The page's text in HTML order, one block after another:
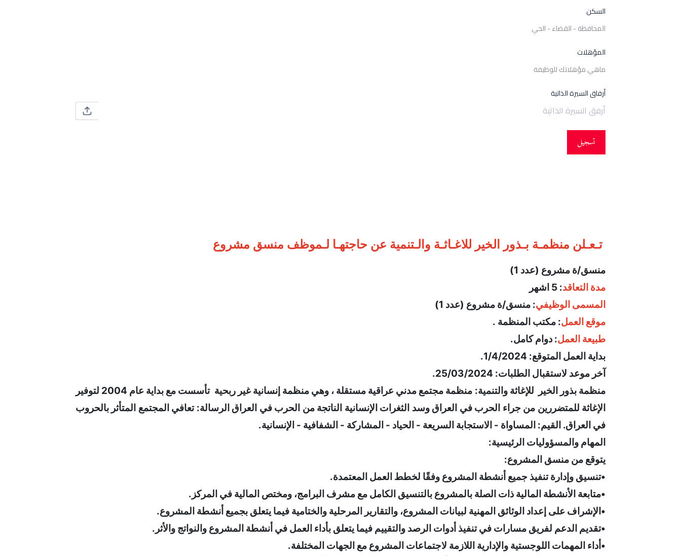
السكن
المؤهلات
أرفاق السيرة الذاتية
أرفق السيرة الذاتية
تسجيل
منسق/ة مشروع (عدد 1)
مدة التعاقد: 5 اشهر
المسمى الوظيفي: منسق/ة مشروع (عدد 1)
موقع العمل: مكتب المنظمة .
طبيعة العمل: دوام كامل.
بداية العمل المتوقع: 1/4/2024.
آخر موعد لاستقبال الطلبات: 25/03/2024.
في العراق. القيم: المساواة - الاستجابة السريعة - الحياد - المشاركة - الشفافية - الإنسانية.
المهام والمسؤوليات الرئيسية:
يتوقع من منسق المشروع:
•تنسيق وإدارة تنفيذ جميع أنشطة المشروع وفقًا لخطط العمل المعتمدة.
•متابعة الأنشطة المالية ذات الصلة بالمشروع بالتنسيق الكامل مع مشرف البرامج، ومختص المالية في المركز.
•الإشراف على إعداد الوثائق المهنية لبيانات المشروع، والتقارير المرحلية والختامية فيما يتعلق بجميع أنشطة المشروع.
•تقديم الدعم لفريق مسارات في تنفيذ أدوات الرصد والتقييم فيما يتعلق بأداء العمل في أنشطة المشروع والنواتج والأثر.
•أداء المهمات اللوجستية والإدارية اللازمة لاجتماعات المشروع مع الجهات المختلفة.